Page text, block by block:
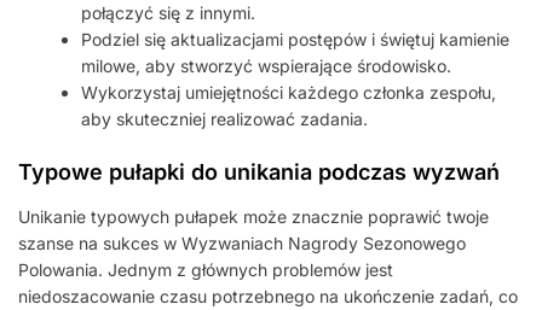
połączyć się z innymi.
Podziel się aktualizacjami postępów i świętuj kamienie
milowe, aby stworzyć wspierające środowisko.
Wykorzystaj umiejętności każdego członka zespołu,
aby skuteczniej realizować zadania.
Typowe pułapki do unikania podczas wyzwań
Unikanie typowych pułapek może znacznie poprawić twoje
szanse na sukces w Wyzwaniach Nagrody Sezonowego
Polowania. Jednym z głównych problemów jest
niedoszacowanie czasu potrzebnego na ukończenie zadań, co